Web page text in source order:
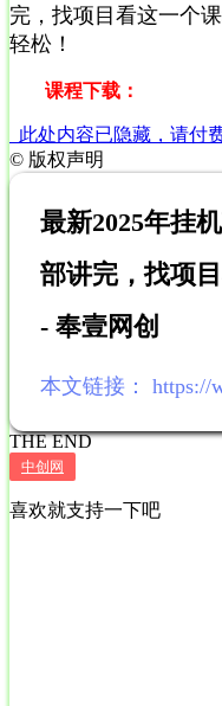
完，找项目看这一个
轻松！
课程下载：
此处内容已隐藏，请付
© 版权声明
最新2025年挂
部讲完，找项
- 奉壹网创
本文链接： https://
THE END
中创网
喜欢就支持一下吧